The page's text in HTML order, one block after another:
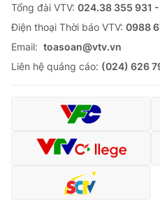
Tổng đài VTV: 024.38 355 931
Ðiện thoại Thời báo VTV: 0988
Email: toasoan@vtv.vn
Liên hệ quảng cáo: (024) 626